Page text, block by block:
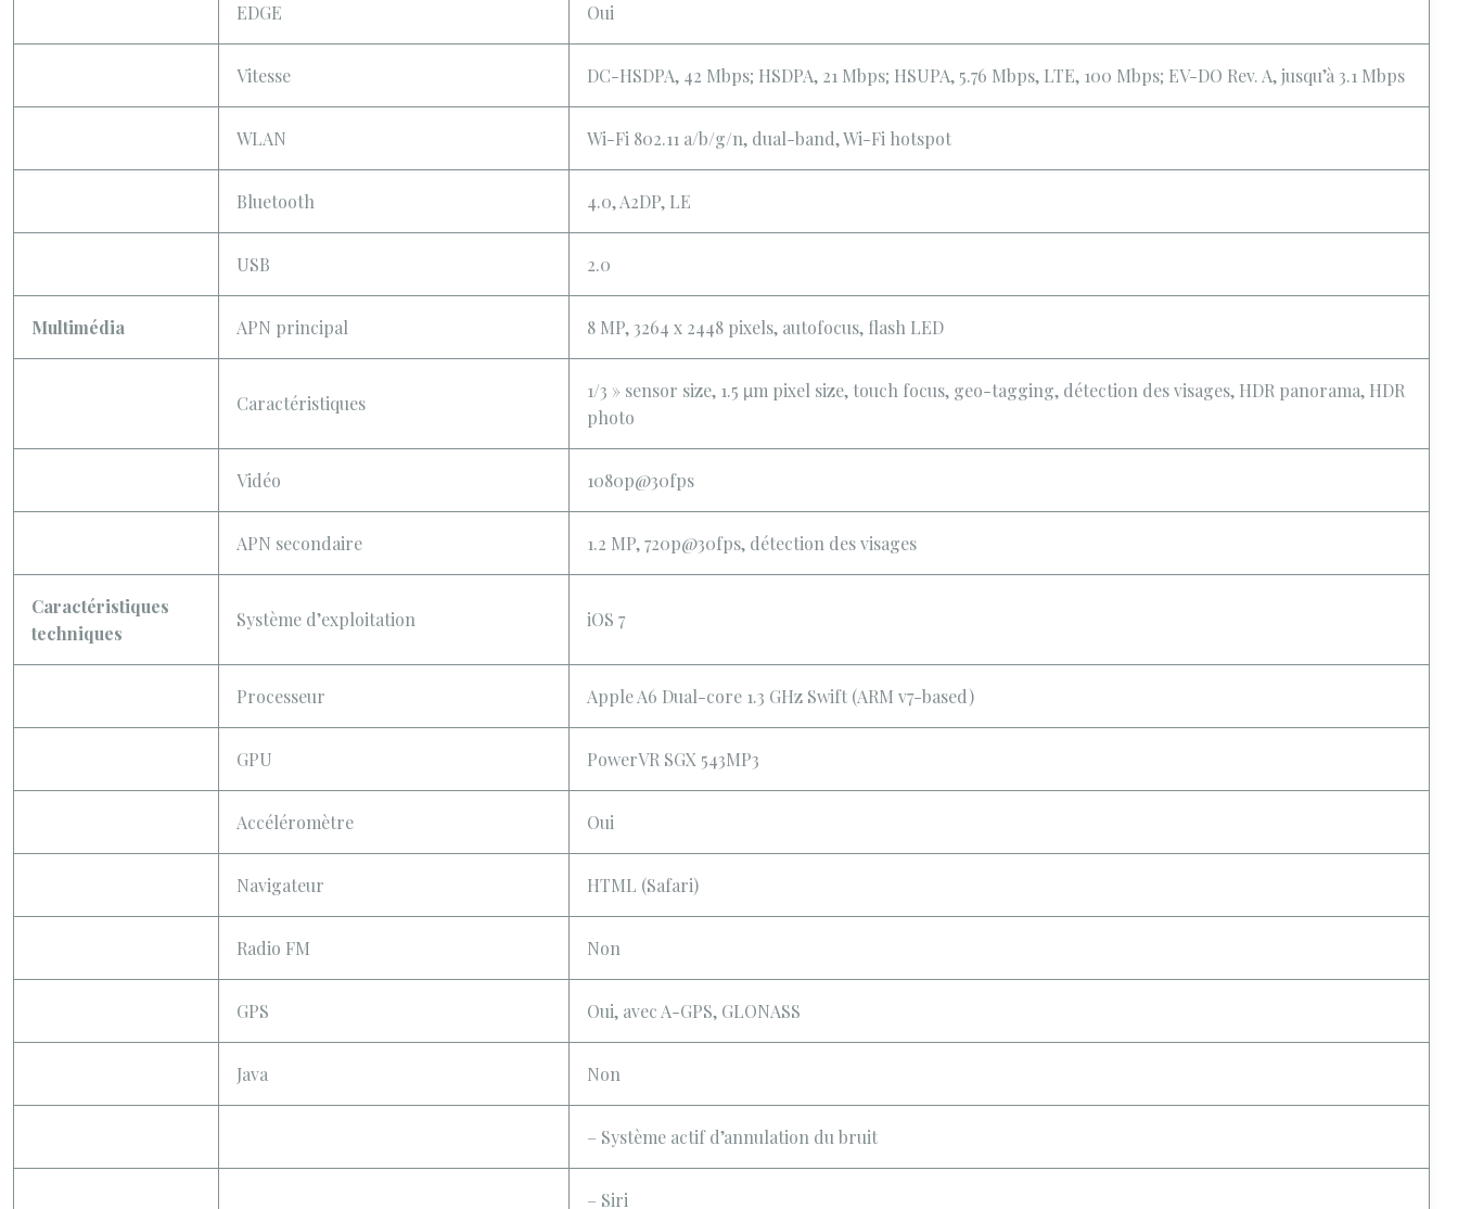
EDGE Oui
Vitesse DC-HSDPA, 42 Mbps; HSDPA, 21 Mbps; HSUPA, 5.76 Mbps, LTE, 100 Mbps; EV-DO Rev. A, jusqu’à 3.1 Mbps
WLAN Wi-Fi 802.11 a/b/g/n, dual-band, Wi-Fi hotspot
Bluetooth 4.0, A2DP, LE
USB 2.0
Multimédia APN principal 8 MP, 3264 x 2448 pixels, autofocus, flash LED
Caractéristiques
1/3 » sensor size, 1.5 µm pixel size, touch focus, geo-tagging, détection des visages, HDR panorama, HDR
photo
Vidéo 1080p@30fps
APN secondaire 1.2 MP, 720p@30fps, détection des visages
Caractéristiques
techniques
Système d’exploitation iOS 7
Processeur Apple A6 Dual-core 1.3 GHz Swift (ARM v7-based)
GPU PowerVR SGX 543MP3
Accéléromètre Oui
Navigateur HTML (Safari)
Radio FM Non
GPS Oui, avec A-GPS, GLONASS
Java Non
– Système actif d’annulation du bruit
– Siri